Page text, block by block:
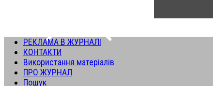
РЕКЛАМА В ЖУРНАЛІ
КОНТАКТИ
Використання матеріалів
ПРО ЖУРНАЛ
Пошук